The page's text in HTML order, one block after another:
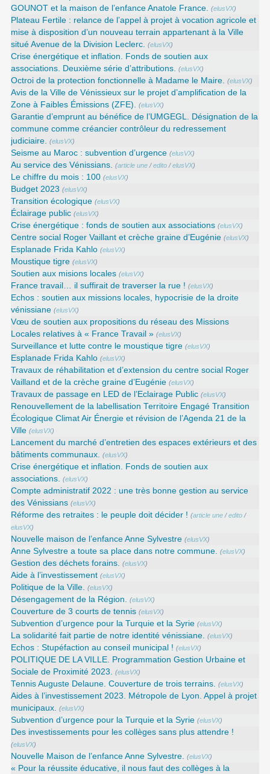
GOUNOT et la maison de l’enfance Anatole France. (elusVX)
Plateau Fertile : relance de l’appel à projet à vocation agricole et
mise à disposition d’un nouveau terrain appartenant à la Ville
situé Avenue de la Division Leclerc. (elusVX)
Crise énergétique et inflation. Fonds de soutien aux
associations. Deuxième série d’attributions. (elusVX)
Octroi de la protection fonctionnelle à Madame le Maire. (elusVX)
Avis de la Ville de Vénissieux sur le projet d’amplification de la
Zone à Faibles Émissions (ZFE). (elusVX)
Garantie d’emprunt au bénéfice de l’UMGEGL. Désignation de la
commune comme créancier contrôleur du redressement
judiciaire. (elusVX)
Seisme au Maroc : subvention d’urgence (elusVX)
Au service des Vénissians. (article une /edito /elusVX)
Le chiffre du mois : 100 (elusVX)
Budget 2023 (elusVX)
Transition écologique (elusVX)
Éclairage public (elusVX)
Crise énergétique : fonds de soutien aux associations (elusVX)
Centre social Roger Vaillant et crèche graine d’Eugénie (elusVX)
Esplanade Frida Kahlo (elusVX)
Moustique tigre (elusVX)
Soutien aux misions locales (elusVX)
France travail… il suffirait de traverser la rue ! (elusVX)
Echos : soutien aux missions locales, hypocrisie de la droite
vénissiane (elusVX)
Vœu de soutien aux propositions du réseau des Missions
Locales relatives à « France Travail » (elusVX)
Surveillance et lutte contre le moustique tigre (elusVX)
Esplanade Frida Kahlo (elusVX)
Travaux de réhabilitation et d’extension du centre social Roger
Vailland et de la crèche graine d’Eugénie (elusVX)
Travaux de passage en LED de l’Eclairage Public (elusVX)
Renouvellement de la labellisation Territoire Engagé Transition
Écologique Climat Air Énergie et révision de l’Agenda 21 de la
Ville (elusVX)
Lancement du marché d’entretien des espaces extérieurs et des
bâtiments communaux. (elusVX)
Crise énergétique et inflation. Fonds de soutien aux
associations. (elusVX)
Compte administratif 2022 : une très bonne gestion au service
des Vénissians (elusVX)
Réforme des retraites : le peuple doit décider ! (article une /edito /
elusVX)
Nouvelle maison de l’enfance Anne Sylvestre (elusVX)
Anne Sylvestre a toute sa place dans notre commune. (elusVX)
Gestion des déchets forains. (elusVX)
Aide à l’investissement (elusVX)
Politique de la Ville. (elusVX)
Désengagement de la Région. (elusVX)
Couverture de 3 courts de tennis (elusVX)
Subvention d’urgence pour la Turquie et la Syrie (elusVX)
La solidarité fait partie de notre identité vénissiane. (elusVX)
Echos : Stupéfaction au conseil municipal ! (elusVX)
POLITIQUE DE LA VILLE. Programmation Gestion Urbaine et
Sociale de Proximité 2023. (elusVX)
Tennis Auguste Delaune. Couverture de trois terrains. (elusVX)
Aides à l’investissement 2023. Métropole de Lyon. Appel à projet
municipaux. (elusVX)
Subvention d’urgence pour la Turquie et la Syrie (elusVX)
Des investissements pour les collèges sans plus attendre !
(elusVX)
Nouvelle Maison de l’enfance Anne Sylvestre. (elusVX)
« Pour la réussite éducative, il nous faut des collèges à la